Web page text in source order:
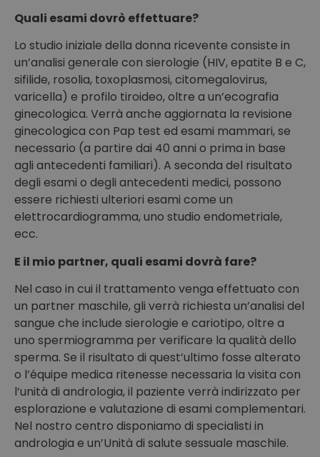
Quali esami dovrò effettuare?
Lo studio iniziale della donna ricevente consiste in
un’analisi generale con sierologie (HIV, epatite B e C,
sifilide, rosolia, toxoplasmosi, citomegalovirus,
varicella) e profilo tiroideo, oltre a un’ecografia
ginecologica. Verrà anche aggiornata la revisione
ginecologica con Pap test ed esami mammari, se
necessario (a partire dai 40 anni o prima in base
agli antecedenti familiari). A seconda del risultato
degli esami o degli antecedenti medici, possono
essere richiesti ulteriori esami come un
elettrocardiogramma, uno studio endometriale,
ecc.
E il mio partner, quali esami dovrà fare?
Nel caso in cui il trattamento venga effettuato con
un partner maschile, gli verrà richiesta un’analisi del
sangue che include sierologie e cariotipo, oltre a
uno spermiogramma per verificare la qualità dello
sperma. Se il risultato di quest’ultimo fosse alterato
o l’équipe medica ritenesse necessaria la visita con
l’unità di andrologia, il paziente verrà indirizzato per
esplorazione e valutazione di esami complementari.
Nel nostro centro disponiamo di specialisti in
andrologia e un’Unità di salute sessuale maschile.